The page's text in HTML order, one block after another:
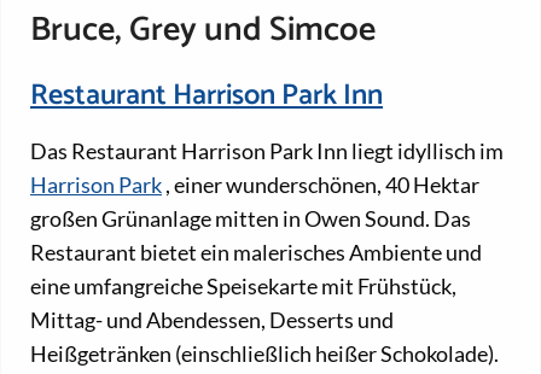
Bruce, Grey und Simcoe
Restaurant Harrison Park Inn
Das Restaurant Harrison Park Inn liegt idyllisch im
Harrison Park, einer wunderschönen, 40 Hektar
großen Grünanlage mitten in Owen Sound. Das
Restaurant bietet ein malerisches Ambiente und
eine umfangreiche Speisekarte mit Frühstück,
Mittag- und Abendessen, Desserts und
Heißgetränken (einschließlich heißer Schokolade).